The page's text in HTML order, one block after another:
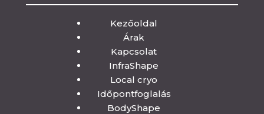
Kezőoldal
Árak
Kapcsolat
InfraShape
Local cryo
Időpontfoglalás
BodyShape